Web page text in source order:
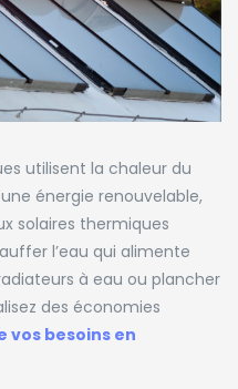
utilisent la chaleur du
énergie renouvelable,
solaires thermiques
l’eau qui alimente
à eau ou plancher
des économies
vos besoins en